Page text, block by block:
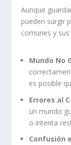
Aunque
pueden surgir
comunes y
Mundo No
es posible
Errores al
un mundo
o intenta
Confusión